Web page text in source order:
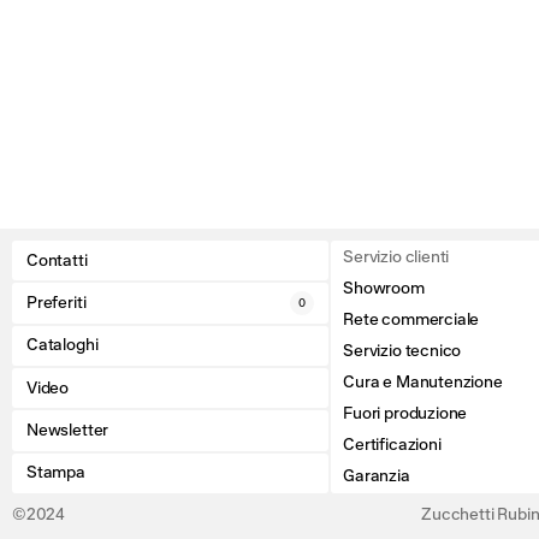
Contatti
Preferiti 0
Cataloghi
Video
Newsletter
Stampa
Servizio clienti
Showroom
Rete commerciale
Servizio tecnico
Cura e Manutenzione
Fuori produzione
Certificazioni
Garanzia
©2024 Zucchetti